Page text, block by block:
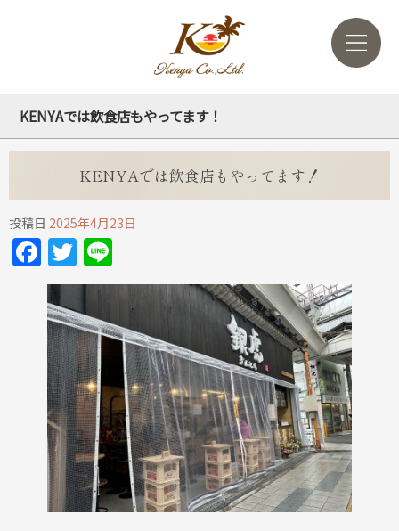
KENYAでは飲食店もやってます！
KENYAでは飲食店もやってます！
投稿日 2025年4月23日
Facebook
Twitter